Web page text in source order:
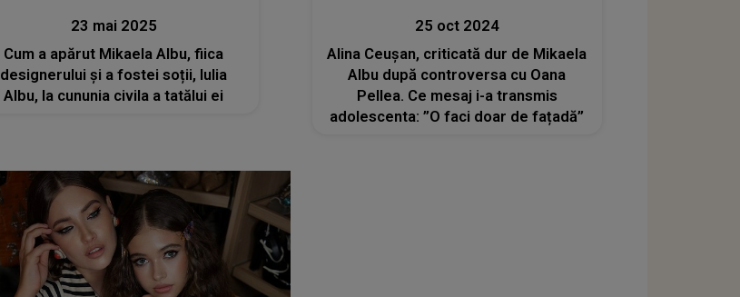
23 mai 2025
Cum a apărut Mikaela Albu, fiica
designerului și a fostei soții, Iulia
Albu, la cununia civila a tatălui ei
25 oct 2024
Alina Ceușan, criticată dur de Mikaela
Albu după controversa cu Oana
Pellea. Ce mesaj i-a transmis
adolescenta: ”O faci doar de fațadă”